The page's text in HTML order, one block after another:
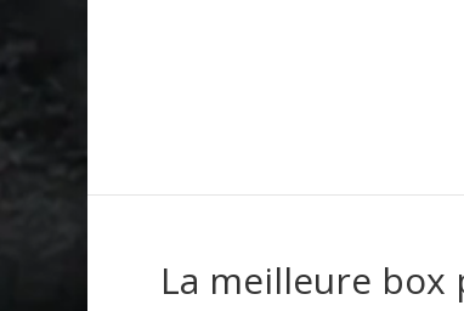
La meilleure box